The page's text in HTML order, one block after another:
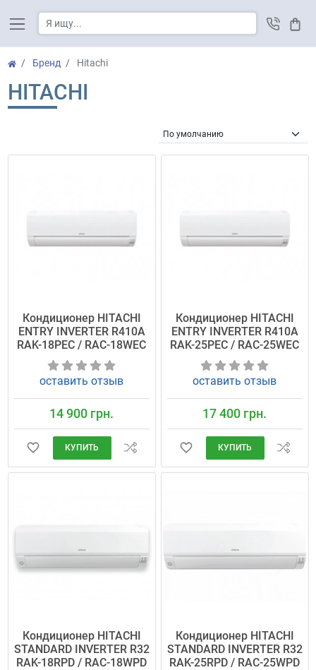
Бренд Hitachi
HITACHI
Кондиционер HITACHI
ENTRY INVERTER R410A
RAK-18PEC / RAC-18WEC
оставить отзыв
14 900 грн.
КУПИТЬ
Кондиционер HITACHI
ENTRY INVERTER R410A
RAK-25PEC / RAC-25WEC
оставить отзыв
17 400 грн.
КУПИТЬ
Кондиционер HITACHI
STANDARD INVERTER R32
RAK-18RPD / RAC-18WPD
Кондиционер HITACHI
STANDARD INVERTER R32
RAK-25RPD / RAC-25WPD